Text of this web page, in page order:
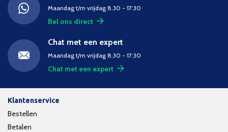
Maandag t/m vrijdag 8.30 - 17:30
Bel ons direct
Chat met een expert
Maandag t/m vrijdag 8.30 - 17:30
Chat met een expert
Klantenservice
Bestellen
Betalen